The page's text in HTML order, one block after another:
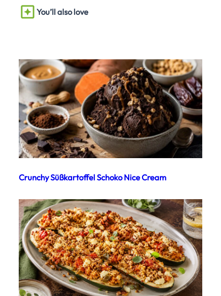
You’ll also love
Crunchy Süßkartoffel Schoko Nice Cream